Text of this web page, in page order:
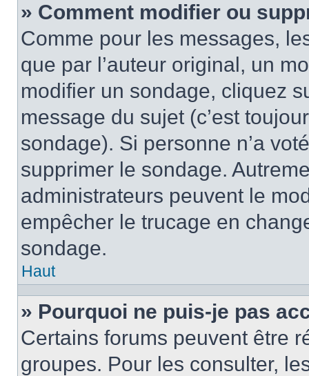
» Comment modifier ou
Comme pour les messages,
que par l’auteur original, un
modifier un sondage, cliquez
message du sujet (c’est
sondage). Si personne n’a
supprimer le sondage.
administrateurs peuvent le
empêcher le trucage en
sondage.
Haut
» Pourquoi ne puis-je pas
Certains forums peuvent être
groupes. Pour les consulter,